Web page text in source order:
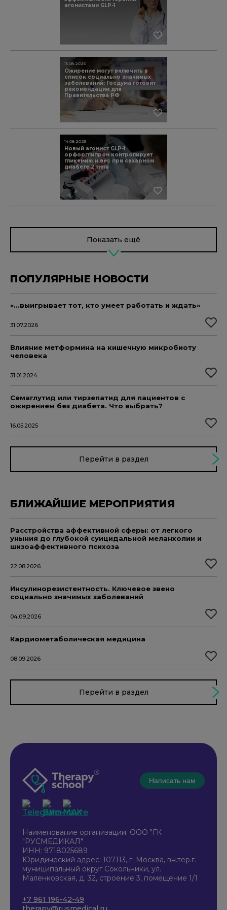
агонистами GLP-1
Ожирение могут включить в
список социально значимых
заболеваний: Госдума готовит
рекомендации для
Правительства РФ
15.08.2025
Новый агонист GLP-1
орфорглипрон контролирует
гликемию и вес при сахарном
диабете 2 типа
14.08.2025
Показать ещё
ПОПУЛЯРНЫЕ НОВОСТИ
«...выигрывает тот, кто умеет работать и ждать»
31.07.2026
Влияние метформина на кишечную микробиоту
человека
31.01.2024
Семаглутид или тирзепатид для пациентов с
ожирением без диабета. Что выбрать?
16.05.2025
Перейти в раздел
БЛИЖАЙШИЕ МЕРОПРИЯТИЯ
Расстройства аффективной сферы: от легкого
уныния до глубокой суицидальной меланхолии и
шизоаффективного психоза
22.08.2026
Инсулинорезистентность. Ключевое звено
социально значимых заболеваний
04.09.2026
Кардиометаболическая медицина
08.09.2026
Перейти в раздел
Написать нам
Наименование организации: ООО "ГК
"РУСМЕДИКАЛ"
ИНН: 9718025689
Юридический адрес: 107113, г. Москва, вн.тер.г.
муниципальный округ Сокольники, ул.
Маленковская, д. 32, строение 3, помещение 1/1
+7 961 196-42-49